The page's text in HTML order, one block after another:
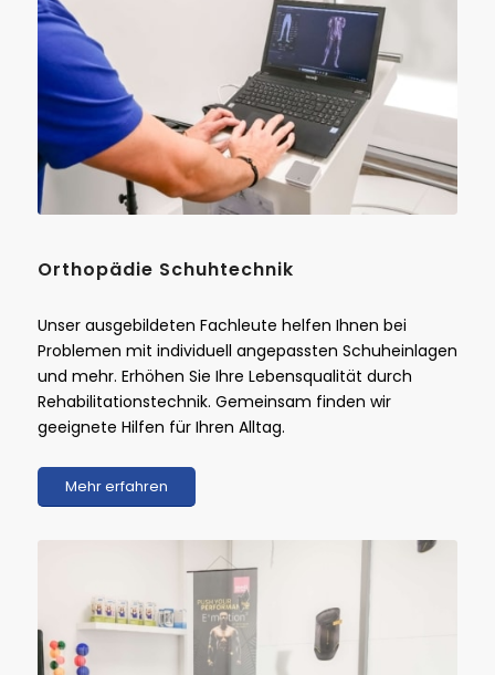
Orthopädie Schuhtechnik
Unser ausgebildeten Fachleute helfen Ihnen bei
Problemen mit individuell angepassten Schuheinlagen
und mehr. Erhöhen Sie Ihre Lebensqualität durch
Rehabilitationstechnik. Gemeinsam finden wir
geeignete Hilfen für Ihren Alltag.
Mehr erfahren